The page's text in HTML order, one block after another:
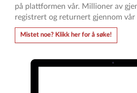
på plattformen vår. Millioner av
registrert og returnert gjennom vår
Mistet noe? Klikk her for å søke!